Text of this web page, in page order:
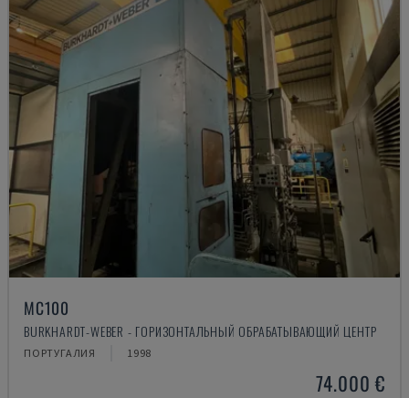
MC100
BURKHARDT-WEBER - ГОРИЗОНТАЛЬНЫЙ ОБРАБАТЫВАЮЩИЙ ЦЕНТР
ПОРТУГАЛИЯ 1998
74.000 €